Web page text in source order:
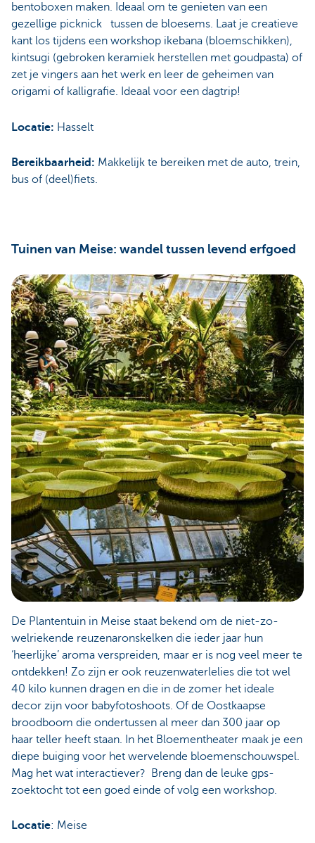
bentoboxen maken. Ideaal om te genieten van een
gezellige picknick tussen de bloesems. Laat je creatieve
kant los tijdens een workshop ikebana (bloemschikken),
kintsugi (gebroken keramiek herstellen met goudpasta) of
zet je vingers aan het werk en leer de geheimen van
origami of kalligrafie. Ideaal voor een dagtrip!
Locatie: Hasselt
Bereikbaarheid: Makkelijk te bereiken met de auto, trein,
bus of (deel)fiets.
Tuinen van Meise: wandel tussen levend erfgoed
De Plantentuin in Meise staat bekend om de niet-zo-
welriekende reuzenaronskelken die ieder jaar hun
‘heerlijke’ aroma verspreiden, maar er is nog veel meer te
ontdekken! Zo zijn er ook reuzenwaterlelies die tot wel
40 kilo kunnen dragen en die in de zomer het ideale
decor zijn voor babyfotoshoots. Of de Oostkaapse
broodboom die ondertussen al meer dan 300 jaar op
haar teller heeft staan. In het Bloementheater maak je een
diepe buiging voor het wervelende bloemenschouwspel.
Mag het wat interactiever? Breng dan de leuke gps-
zoektocht tot een goed einde of volg een workshop.
Locatie: Meise